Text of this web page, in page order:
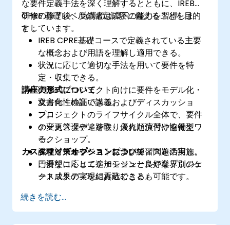
な要件定義手法を深く理解するとともに、IREB
CPRE 基礎レベルの認定試験に備えることを目的
としています。
研修の修了後、受講者は以下の能力を習得しま
す：
IREB CPRE基礎コースで定義されている主要
な概念および用語を理解し適用できる。
状況に応じて適切な手法を用いて要件を特
定・収集できる。
実際のプロジェクト向けに要件をモデル化・
文書化・検証できる。
プロジェクトのライフサイクル全体で、要件
の変更管理や追跡性、優先順位付けを行え
る。
各種ツールやベストプラクティスを活用し、
円滑なコミュニケーションと良好なプロジェ
クト成果の実現に貢献できる。
格するための十分な準備が整う。
講座の形式について
双方向性の高い講義およびディスカッショ
ン。
ケーススタディを取り入れた演習や協働型ワ
ークショップ。
試験対策セッションおよび練習問題の実施。
カスタマイズオプションについて
ご要望に応じて追加モジュールや業界別のケ
ーススタディを組み込むことも可能です。
続きを読む...